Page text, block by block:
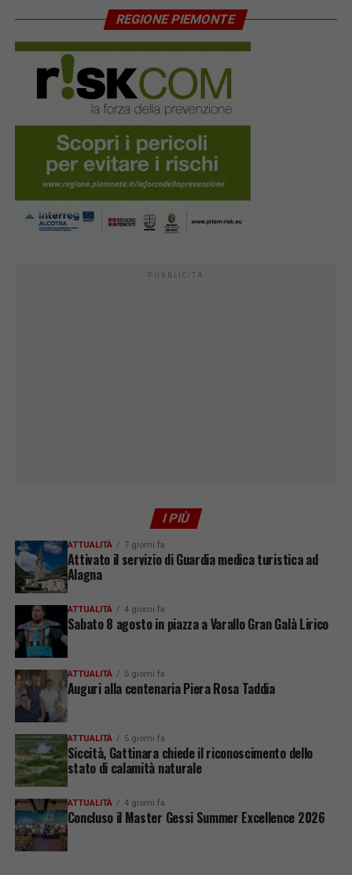
REGIONE PIEMONTE
PUBBLICITÀ
I PIÙ
ATTUALITÀ 7 giorni fa
Attivato il servizio di Guardia medica turistica ad
Alagna
ATTUALITÀ 4 giorni fa
Sabato 8 agosto in piazza a Varallo Gran Galà Lirico
ATTUALITÀ 5 giorni fa
Auguri alla centenaria Piera Rosa Taddia
ATTUALITÀ 5 giorni fa
Siccità, Gattinara chiede il riconoscimento dello
stato di calamità naturale
ATTUALITÀ 4 giorni fa
Concluso il Master Gessi Summer Excellence 2026